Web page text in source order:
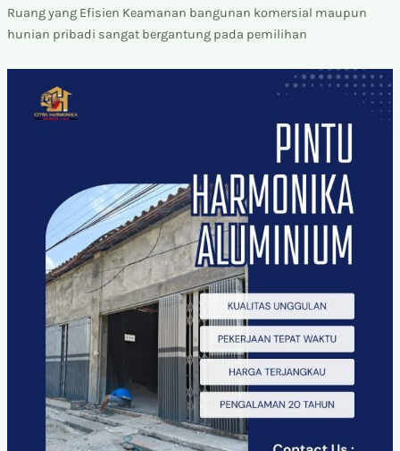
Ruang yang Efisien Keamanan bangunan komersial maupun
hunian pribadi sangat bergantung pada pemilihan